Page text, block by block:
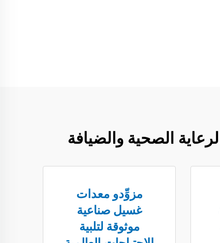
الصحية والضيافة
مزوِّدو معدات
غسيل صناعية
موثوقة لتلبية